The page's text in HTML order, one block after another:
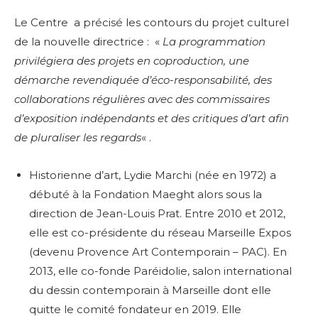
Le Centre a précisé les contours du projet culturel
de la nouvelle directrice : « La programmation
privilégiera des projets en coproduction, une
démarche revendiquée d’éco-responsabilité, des
collaborations régulières avec des commissaires
d’exposition indépendants et des critiques d’art afin
de pluraliser les regards« .
Historienne d’art, Lydie Marchi (née en 1972) a
débuté à la Fondation Maeght alors sous la
direction de Jean-Louis Prat. Entre 2010 et 2012,
elle est co-présidente du réseau Marseille Expos
(devenu Provence Art Contemporain – PAC). En
2013, elle co-fonde Paréidolie, salon international
du dessin contemporain à Marseille dont elle
quitte le comité fondateur en 2019. Elle